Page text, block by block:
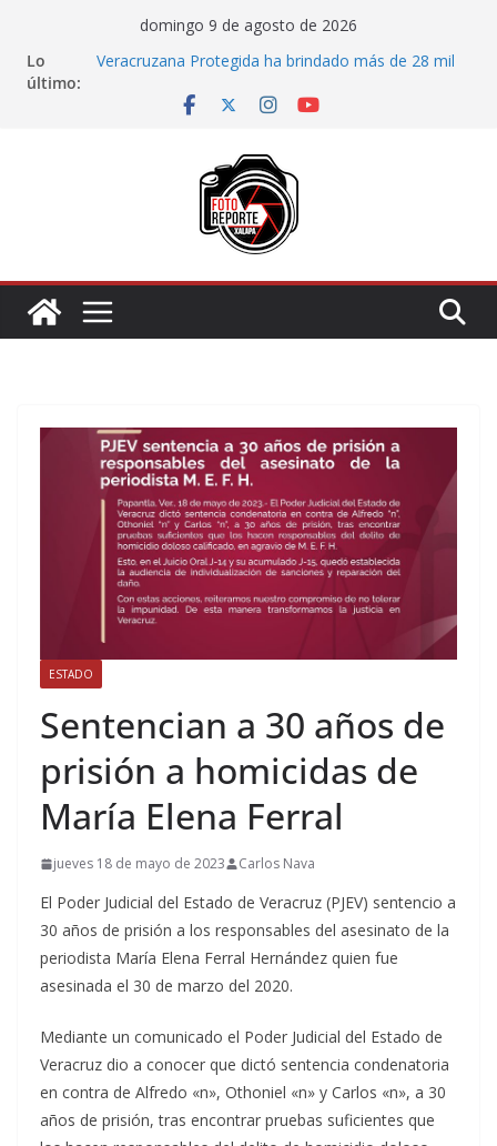
contenido
domingo 9 de agosto de 2026
Lo
último:
Veracruzana Protegida ha brindado más de 28 mil
Autoridades municipales recorren la colonia Lomas
ciudadanas en territorio
Accidente en el bulevar Xalapa-Banderilla deja
daños materiales
Choque vehicular sobre la carretera Xalapa-
Agradecen coatzacoalqueños que el Festival del
Mar acerque actividades gratuitas a las familias
ESTADO
Sentencian a 30 años de
prisión a homicidas de
María Elena Ferral
jueves 18 de mayo de 2023 Carlos Nava
El Poder Judicial del Estado de Veracruz (PJEV) sentencio a
30 años de prisión a los responsables del asesinato de la
periodista María Elena Ferral Hernández quien fue
asesinada el 30 de marzo del 2020.
Mediante un comunicado el Poder Judicial del Estado de
Veracruz dio a conocer que dictó sentencia condenatoria
en contra de Alfredo «n», Othoniel «n» y Carlos «n», a 30
años de prisión, tras encontrar pruebas suficientes que